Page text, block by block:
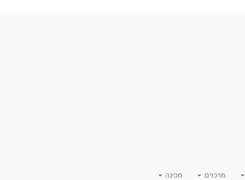
מרכזים מכינה